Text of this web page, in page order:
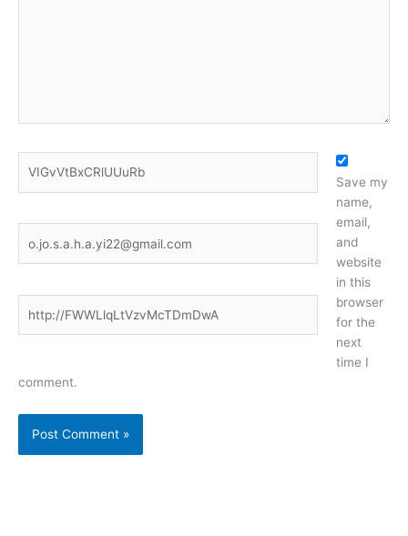
Save my
name,
email,
and
website
in this
browser
for the
next
time I
comment.